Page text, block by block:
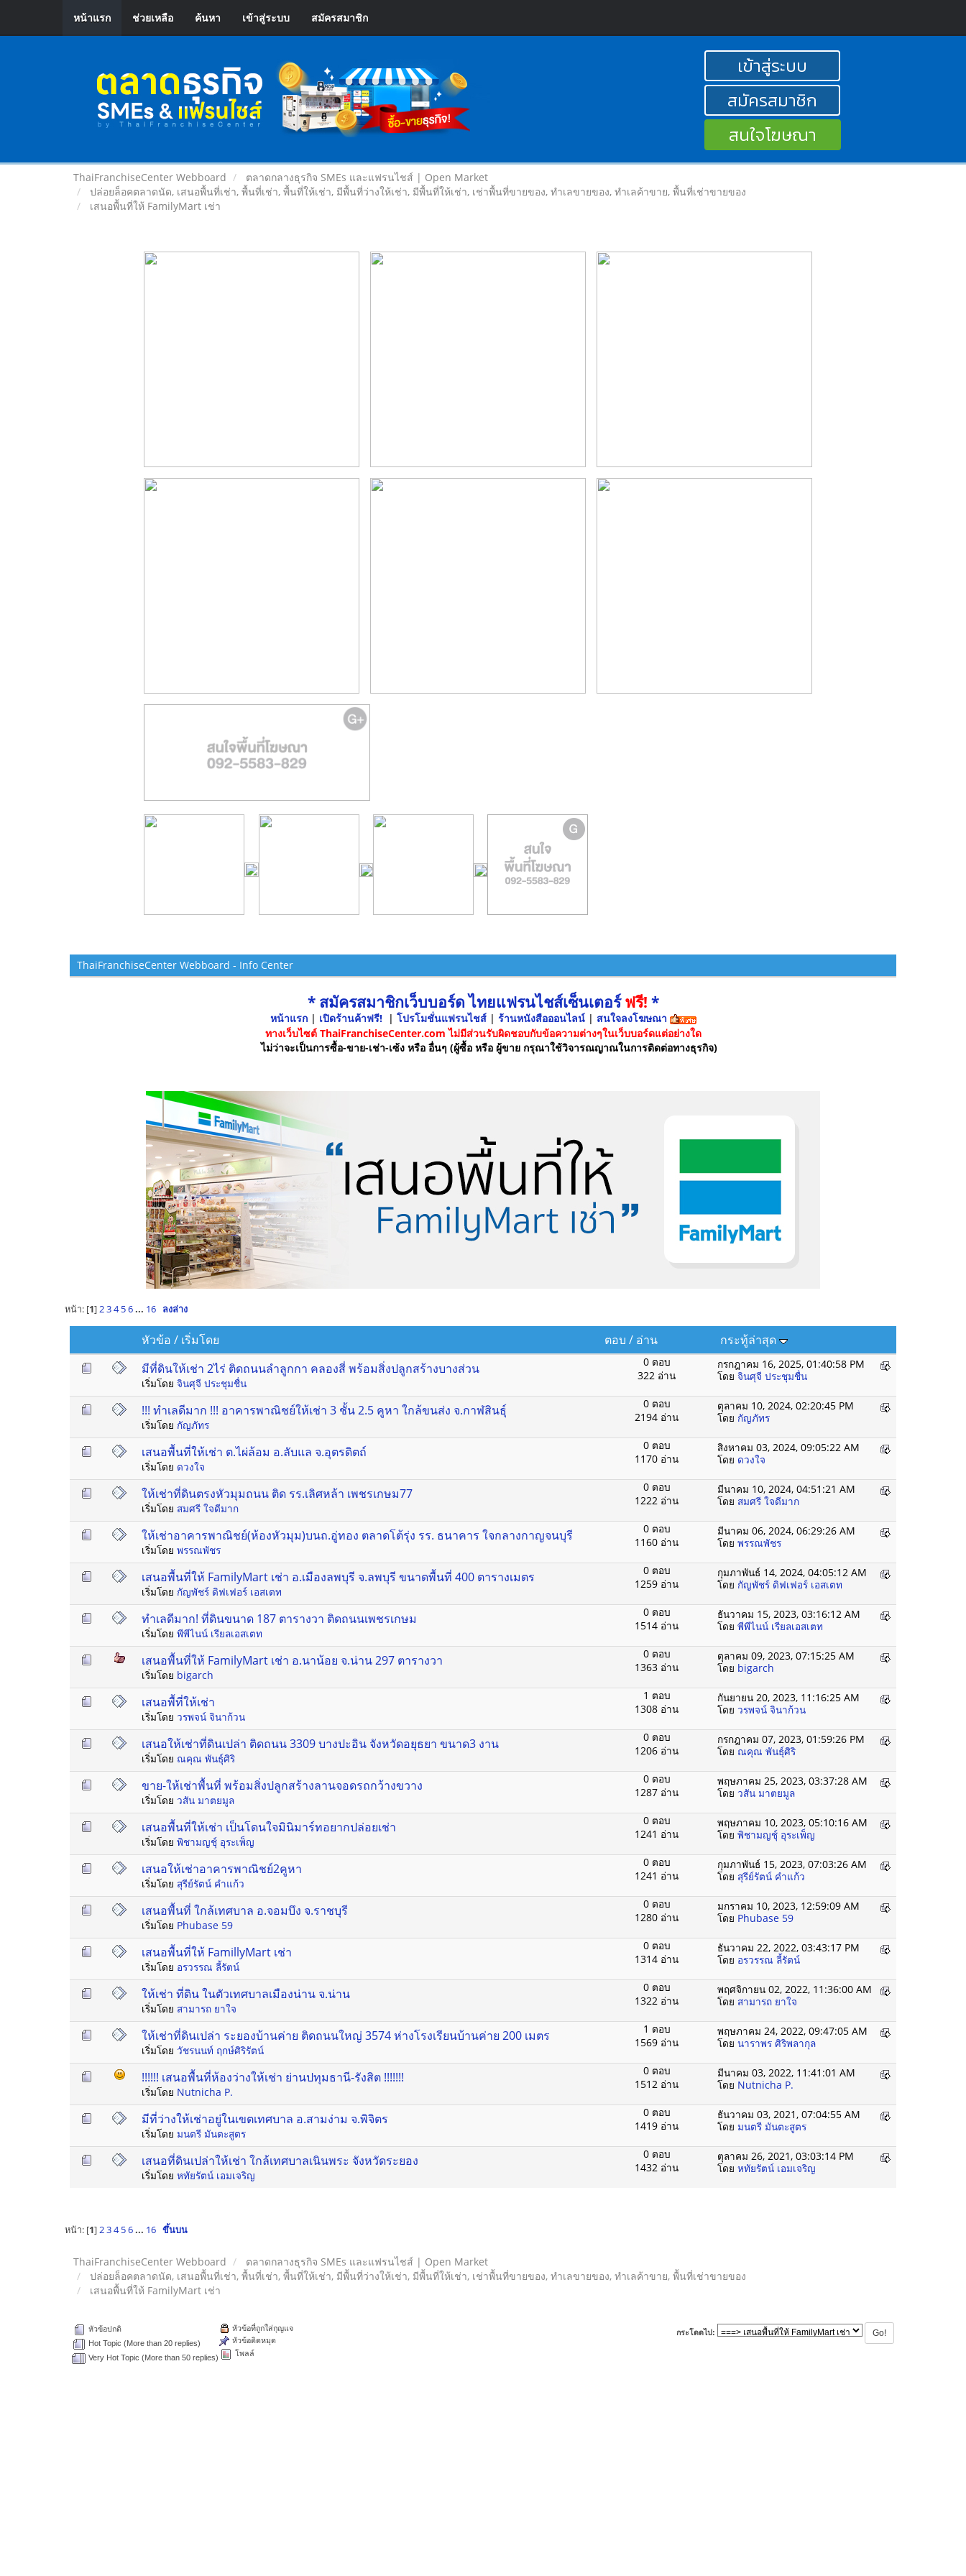
หน้าแรก ช่วยเหลือ ค้นหา เข้าสู่ระบบ สมัครสมาชิก
เข้าสู่ระบบ
สมัครสมาชิก
สนใจโฆษณา
ThaiFranchiseCenter Webboard
ตลาดกลางธุรกิจ SMEs และแฟรนไชส์ | Open Market
ปล่อยล็อคตลาดนัด, เสนอพื้นที่เช่า, พื้นที่เช่า, พื้นที่ให้เช่า, มีพื้นที่ว่างให้เช่า, มีพื้นที่ให้เช่า, เช่าพื้นที่ขายของ, ทําเลขายของ, ทำเลค้าขาย, พื้นที่เช่าขายของ
เสนอพื้นที่ให้ FamilyMart เช่า
ThaiFranchiseCenter Webboard - Info Center
* สมัครสมาชิกเว็บบอร์ด ไทยแฟรนไชส์เซ็นเตอร์ฟรี! *
หน้าแรก| เปิดร้านค้าฟรี! | โปรโมชั่นแฟรนไชส์ | ร้านหนังสือออนไลน์ | สนใจลงโฆษณา
ทางเว็บไซต์ ThaiFranchiseCenter.com ไม่มีส่วนรับผิดชอบกับข้อความต่างๆในเว็บบอร์ดแต่อย่างใด
ไม่ว่าจะเป็นการซื้อ-ขาย-เช่า-เซ้ง หรือ อื่นๆ (ผู้ซื้อ หรือ ผู้ขาย กรุณาใช้วิจารณญาณในการติดต่อทางธุรกิจ)
หน้า: [1]2 3 4 5 6 ... 16 ลงล่าง
หัวข้อ / เริ่มโดย ตอบ / อ่าน
กระทู้ล่าสุด
มีที่ดินให้เช่า 2ไร่ ติดถนนลำลูกกา คลองสี่ พร้อมสิ่งปลูกสร้างบางส่วน
เริ่มโดย จินศุจี ประชุมชื่น
0 ตอบ
322 อ่าน
กรกฎาคม 16, 2025, 01:40:58 PM
โดย จินศุจี ประชุมชื่น
!!! ทำเลดีมาก !!! อาคารพาณิชย์ให้เช่า 3 ชั้น 2.5 คูหา ใกล้ขนส่ง จ.กาฬสินธุ์
เริ่มโดย กัญภัทร
0 ตอบ
2194 อ่าน
ตุลาคม 10, 2024, 02:20:45 PM
โดย กัญภัทร
เสนอพื้นที่ให้เช่า ต.ไผ่ล้อม อ.ลับแล จ.อุตรดิตถ์
เริ่มโดย ดวงใจ
0 ตอบ
1170 อ่าน
สิงหาคม 03, 2024, 09:05:22 AM
โดย ดวงใจ
ให้เช่าที่ดินตรงหัวมุมถนน ติด รร.เลิศหล้า เพชรเกษม77
เริ่มโดย สมศรี ใจดีมาก
0 ตอบ
1222 อ่าน
มีนาคม 10, 2024, 04:51:21 AM
โดย สมศรี ใจดีมาก
ให้เช่าอาคารพาณิชย์(ห้องหัวมุม)บนถ.อู่ทอง ตลาดโต้รุ่ง รร. ธนาคาร ใจกลางกาญจนบุรี
เริ่มโดย พรรณพัชร
0 ตอบ
1160 อ่าน
มีนาคม 06, 2024, 06:29:26 AM
โดย พรรณพัชร
เสนอพื้นที่ให้ FamilyMart เช่า อ.เมืองลพบุรี จ.ลพบุรี ขนาดพื้นที่ 400 ตารางเมตร
เริ่มโดย กัญพัชร์ ดิฟเฟอร์ เอสเตท
0 ตอบ
1259 อ่าน
กุมภาพันธ์ 14, 2024, 04:05:12 AM
โดย กัญพัชร์ ดิฟเฟอร์ เอสเตท
ทำเลดีมาก! ที่ดินขนาด 187 ตารางวา ติดถนนเพชรเกษม
เริ่มโดย พีพีไนน์ เรียลเอสเตท
0 ตอบ
1514 อ่าน
ธันวาคม 15, 2023, 03:16:12 AM
โดย พีพีไนน์ เรียลเอสเตท
เสนอพื้นที่ให้ FamilyMart เช่า อ.นาน้อย จ.น่าน 297 ตารางวา
เริ่มโดย bigarch
0 ตอบ
1363 อ่าน
ตุลาคม 09, 2023, 07:15:25 AM
โดย bigarch
เสนอพื้ที่ให้เช่า
เริ่มโดย วรพจน์ จินาก้วน
1 ตอบ
1308 อ่าน
กันยายน 20, 2023, 11:16:25 AM
โดย วรพจน์ จินาก้วน
เสนอให้เช่าที่ดินเปล่า ติดถนน 3309 บางปะอิน จังหวัดอยุธยา ขนาด3 งาน
เริ่มโดย ณคุณ พันธุ์ศิริ
0 ตอบ
1206 อ่าน
กรกฎาคม 07, 2023, 01:59:26 PM
โดย ณคุณ พันธุ์ศิริ
ขาย-ให้เช่าพื้นที่ พร้อมสิ่งปลูกสร้างลานจอดรถกว้างขวาง
เริ่มโดย วสัน มาตยมูล
0 ตอบ
1287 อ่าน
พฤษภาคม 25, 2023, 03:37:28 AM
โดย วสัน มาตยมูล
เสนอพื้นที่ให้เช่า เป็นโดนใจมินิมาร์ทอยากปล่อยเช่า
เริ่มโดย พิชามญชุ์ อุระเพ็ญ
0 ตอบ
1241 อ่าน
พฤษภาคม 10, 2023, 05:10:16 AM
โดย พิชามญชุ์ อุระเพ็ญ
เสนอให้เช่าอาคารพาณิชย์2คูหา
เริ่มโดย สุรีย์รัตน์ คำแก้ว
0 ตอบ
1241 อ่าน
กุมภาพันธ์ 15, 2023, 07:03:26 AM
โดย สุรีย์รัตน์ คำแก้ว
เสนอพื้นที่ ใกล้เทศบาล อ.จอมบึง จ.ราชบุรี
เริ่มโดย Phubase 59
0 ตอบ
1280 อ่าน
มกราคม 10, 2023, 12:59:09 AM
โดย Phubase 59
เสนอพื้นที่ให้ FamillyMart เช่า
เริ่มโดย อรวรรณ ลี้รัตน์
0 ตอบ
1314 อ่าน
ธันวาคม 22, 2022, 03:43:17 PM
โดย อรวรรณ ลี้รัตน์
ให้เช่า ที่ดิน ในตัวเทศบาลเมืองน่าน จ.น่าน
เริ่มโดย สามารถ ยาใจ
0 ตอบ
1322 อ่าน
พฤศจิกายน 02, 2022, 11:36:00 AM
โดย สามารถ ยาใจ
ให้เช่าที่ดินเปล่า ระยองบ้านค่าย ติดถนนใหญ่ 3574 ห่างโรงเรียนบ้านค่าย 200 เมตร
เริ่มโดย วัชรนนท์ ฤกษ์ศิริรัตน์
1 ตอบ
1569 อ่าน
พฤษภาคม 24, 2022, 09:47:05 AM
โดย นาราพร ศิริพลากุล
!!!!!! เสนอพื้นที่ห้องว่างให้เช่า ย่านปทุมธานี-รังสิต !!!!!!!
เริ่มโดย Nutnicha P.
0 ตอบ
1512 อ่าน
มีนาคม 03, 2022, 11:41:01 AM
โดย Nutnicha P.
มีที่ว่างให้เช่าอยู่ในเขตเทศบาล อ.สามง่าม จ.พิจิตร
เริ่มโดย มนตรี มันตะสูตร
0 ตอบ
1419 อ่าน
ธันวาคม 03, 2021, 07:04:55 AM
โดย มนตรี มันตะสูตร
เสนอที่ดินเปล่าให้เช่า ใกล้เทศบาลเนินพระ จังหวัดระยอง
เริ่มโดย หทัยรัตน์ เอมเจริญ
0 ตอบ
1432 อ่าน
ตุลาคม 26, 2021, 03:03:14 PM
โดย หทัยรัตน์ เอมเจริญ
หน้า: [1]2 3 4 5 6 ... 16 ขึ้นบน
ThaiFranchiseCenter Webboard
ตลาดกลางธุรกิจ SMEs และแฟรนไชส์ | Open Market
ปล่อยล็อคตลาดนัด, เสนอพื้นที่เช่า, พื้นที่เช่า, พื้นที่ให้เช่า, มีพื้นที่ว่างให้เช่า, มีพื้นที่ให้เช่า, เช่าพื้นที่ขายของ, ทําเลขายของ, ทำเลค้าขาย, พื้นที่เช่าขายของ
เสนอพื้นที่ให้ FamilyMart เช่า
กระโดดไป:
หัวข้อปกติ
Hot Topic (More than 20 replies)
Very Hot Topic (More than 50 replies)
หัวข้อที่ถูกใส่กุญแจ
หัวข้อติดหมุด
โพลล์